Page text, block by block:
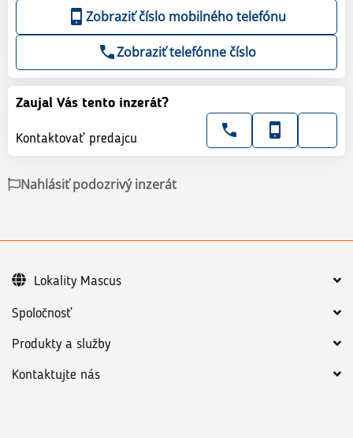
Zobraziť číslo mobilného telefónu
Zobraziť telefónne číslo
Zaujal Vás tento inzerát?
Kontaktovať predajcu
Nahlásiť podozrivý inzerát
Spoločnosť
Produkty a služby
Kontaktujte nás
Lokality Mascus